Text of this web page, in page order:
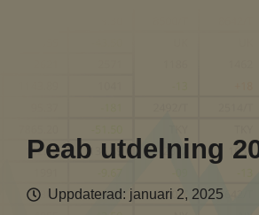
Peab utdelning
Uppdaterad: januari 2, 2025